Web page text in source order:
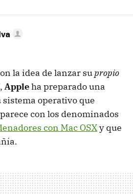
la idea de lanzar su propio
, Appleha preparado una
operativo que
con los denominados
con Mac OSXy que